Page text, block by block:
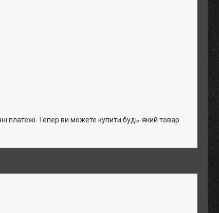
платежі. Тепер ви можете купити будь-який товар